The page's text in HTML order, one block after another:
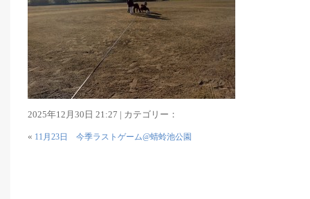
2025年12月30日 21:27 | カテゴリー：
« 11月23日 今季ラストゲーム@蜻蛉池公園